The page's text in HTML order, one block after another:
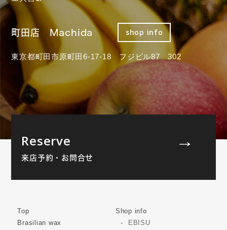
町田店 Machida shop info
東京都町田市原町田6-17-18 フジビル87 302
Reserve
来店予約・お問合せ
Top
Brasilian wax
Shop info
EBISU